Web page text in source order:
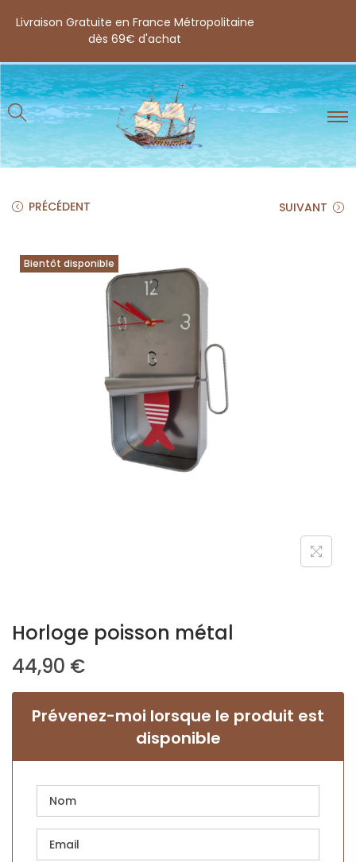
Livraison Gratuite en France Métropolitaine
dès 69€ d'achat
PRÉCÉDENT SUIVANT
Bientôt disponible
Horloge poisson métal
44,90 €
Prévenez-moi lorsque le produit est
disponible